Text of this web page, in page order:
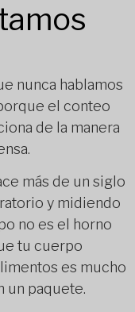
nunca hablamos
el conteo
de la manera
más de un siglo
y midiendo
no es el horno
tu cuerpo
es mucho
un paquete.